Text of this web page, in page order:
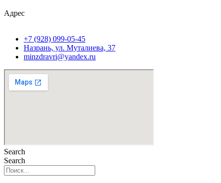
Адрес
+7 (928) 099-05-45
Назрань, ул. Муталиева, 37
minzdravri@yandex.ru
Search
Search